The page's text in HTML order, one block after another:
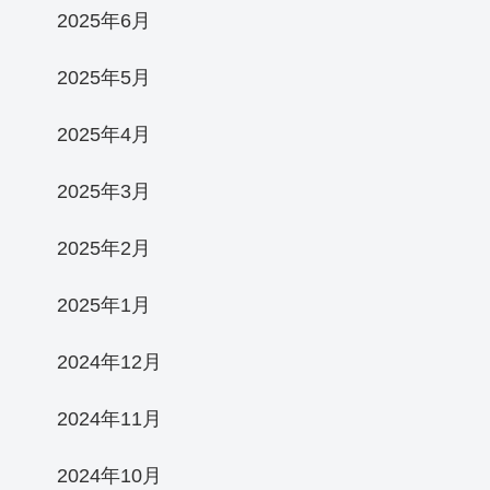
2025年6月
2025年5月
2025年4月
2025年3月
2025年2月
2025年1月
2024年12月
2024年11月
2024年10月